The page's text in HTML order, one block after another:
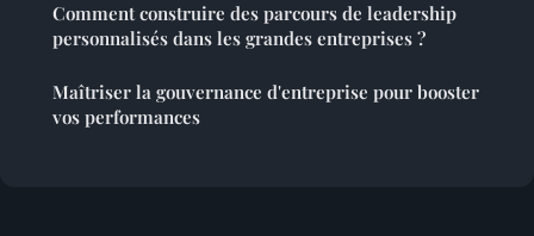
Comment construire des parcours de leadership
personnalisés dans les grandes entreprises ?
Maîtriser la gouvernance d'entreprise pour booster
vos performances